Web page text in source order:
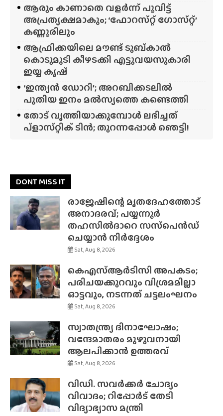
ആരും കാണാതെ വളർന്ന് പൂവിട്ട്
അപ്രത്യക്ഷമാകും; ‘ഫോറസ്‌റ്റ്‌ ഗോസ്‌റ്റ്’
കണ്ണൂരിലും
ആഫ്രിക്കയിലെ മൗണ്ട് ടുബ്‌കാൽ
കൊടുമുടി കീഴടക്കി എട്ടുവയസുകാരി
ഇയ്യ കൃഷ്
‘ഇന്ത്യൻ ഡോറി’; അറബിക്കടലിൽ
പുതിയ ഇനം മൽസ്യത്തെ കണ്ടെത്തി
തോട് വൃത്തിയാക്കുമ്പോൾ ലഭിച്ചത്
പ്‌ളാസ്‌റ്റിക് ടിൻ; തുറന്നപ്പോൾ ഞെട്ടി!
DONT MISS IT
രാജേഷിന്റെ മൃതദേഹത്തോട്
അനാദരവ്; പയ്യന്നൂർ
തഹസിൽദാറെ സസ്‌പെൻഡ്
ചെയ്യാൻ നിർദ്ദേശം
Sat, Aug 8, 2026
കെഎസ്ആർടിസി അപകടം;
പരിചയക്കുറവും വിശ്രമമില്ലാ
ഓട്ടവും, നടന്നത് ചട്ടലംഘനം
Sat, Aug 8, 2026
സ്വാതന്ത്ര്യ ദിനാഘോഷം;
വന്ദേമാതരം മുഴുവനായി
ആലപിക്കാൻ ഉത്തരവ്
Sat, Aug 8, 2026
വിഡി. സവർക്കർ ചോദ്യം
വിവാദം; റിപ്പോർട് തേടി
വിദ്യാഭ്യാസ മന്ത്രി